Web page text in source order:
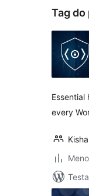
Tag do
every